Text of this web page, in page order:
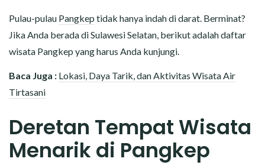
Pulau-pulau Pangkep tidak hanya indah di darat. Berminat?
Jika Anda berada di Sulawesi Selatan, berikut adalah daftar
wisata Pangkep yang harus Anda kunjungi.
Baca Juga : Lokasi, Daya Tarik, dan Aktivitas Wisata Air
Tirtasani
Deretan Tempat Wisata
Menarik di Pangkep